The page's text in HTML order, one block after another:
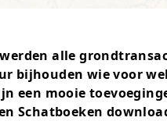
alle
bijhouden wie voor
een mooie
Schatboeken